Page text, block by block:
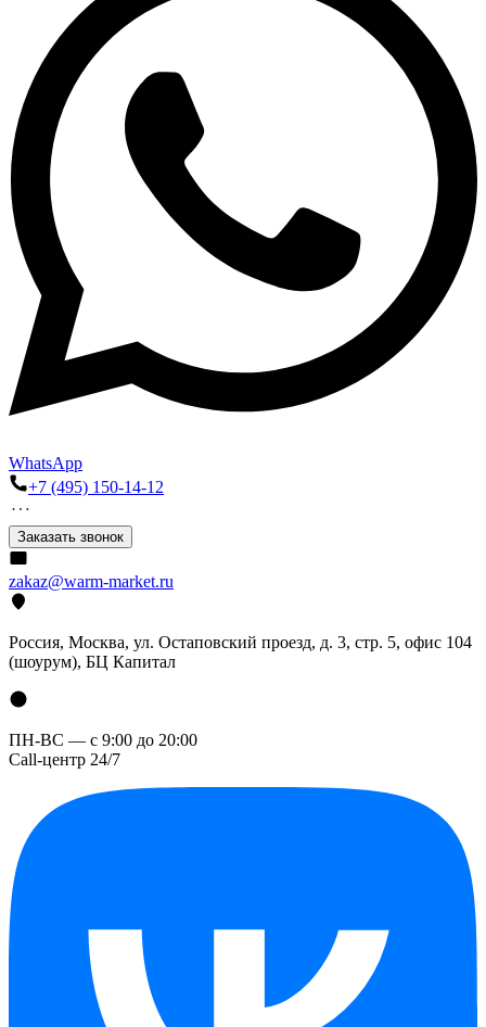
WhatsApp
+7 (495) 150-14-12
Заказать звонок
zakaz@warm-market.ru
Россия, Москва, ул. Остаповский проезд, д. 3, стр. 5, офис 104
(шоурум), БЦ Капитал
ПН-ВС — с 9:00 до 20:00
Call-центр 24/7